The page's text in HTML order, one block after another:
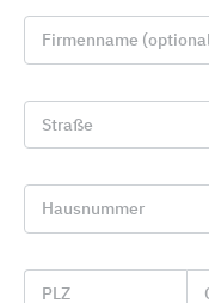
OBO hilft weiter -
Firmenname
Straße
Hausnummer
PLZ